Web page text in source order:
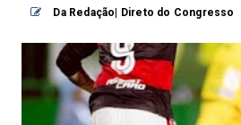
Da Redação| Direto do Congresso